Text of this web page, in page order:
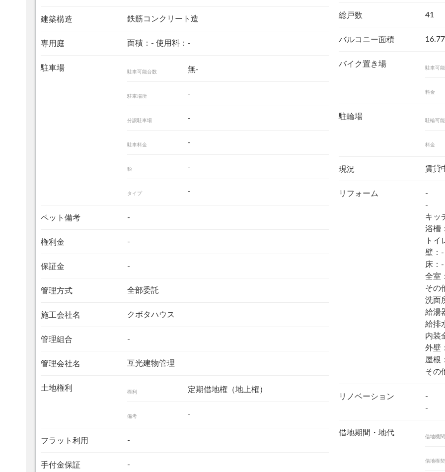
建築構造 鉄筋コンクリート造
専用庭 面積：- 使用料：-
駐車場 駐車可能台数 無-
駐車場所 -
分譲駐車場 -
駐車料金 -
税 -
タイプ -
ペット備考 -
権利金 -
保証金 -
管理方式 全部委託
施工会社名 クボタハウス
管理組合 -
管理会社名 互光建物管理
土地権利 権利 定期借地権（地上権）
備考 -
フラット利用 -
手付金保証 -
総戸数 41
バルコニー面積
バイク置き場 駐車可
料金
駐輪場 駐輪可
料金
現況 賃貸
リフォーム
-
-
キッ
浴槽
トイ
壁：-
床：-
全室
その
洗面
給湯
給排
内装
外壁
屋根
その
リノベーション
-
-
借地期間・地代 借地機
借地権